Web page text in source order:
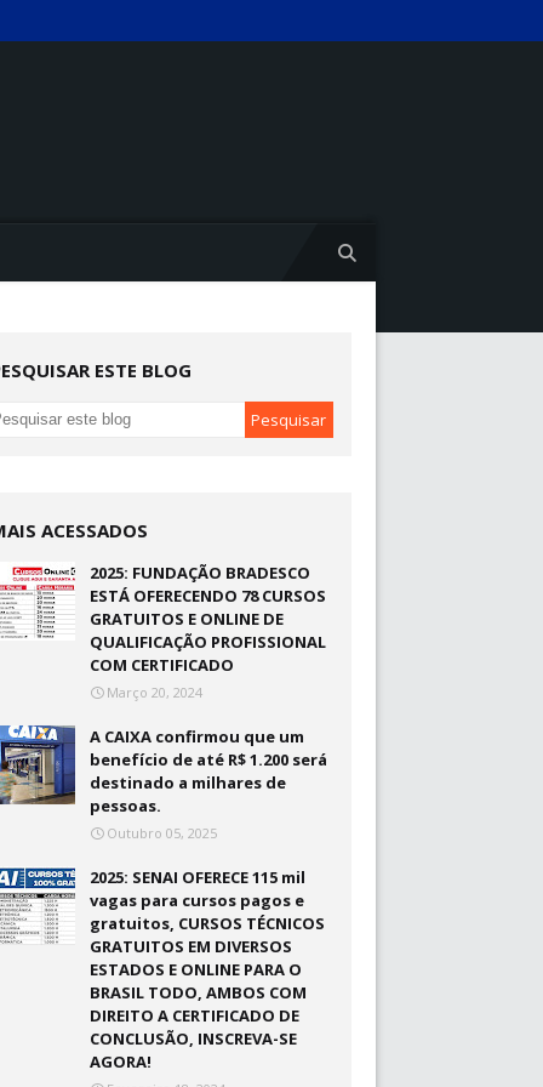
ESTE BLOG
ACESSADOS
2025: FUNDAÇÃO BRADESCO
ESTÁ OFERECENDO 78 CURSOS
GRATUITOS E ONLINE DE
QUALIFICAÇÃO PROFISSIONAL
COM CERTIFICADO
Março 20, 2024
A CAIXA confirmou que um
benefício de até R$ 1.200 será
destinado a milhares de
pessoas.
Outubro 05, 2025
2025: SENAI OFERECE 115 mil
vagas para cursos pagos e
gratuitos, CURSOS TÉCNICOS
GRATUITOS EM DIVERSOS
ESTADOS E ONLINE PARA O
BRASIL TODO, AMBOS COM
DIREITO A CERTIFICADO DE
CONCLUSÃO, INSCREVA-SE
AGORA!